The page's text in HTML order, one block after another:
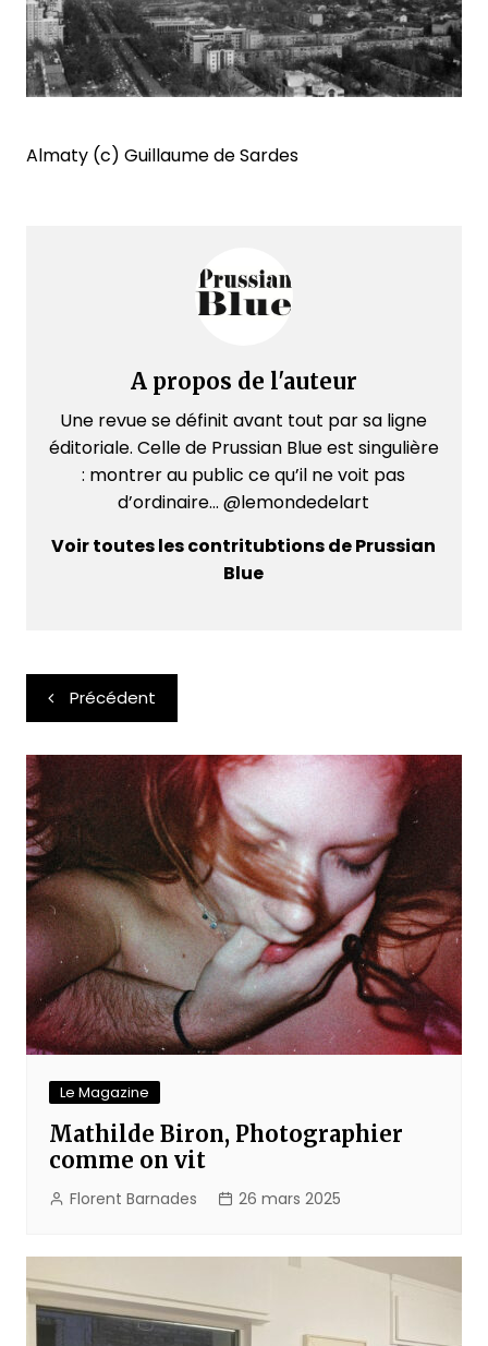
Almaty (c) Guillaume de Sardes
A propos de l'auteur
Une revue se définit avant tout par sa ligne
éditoriale. Celle de Prussian Blue est singulière
: montrer au public ce qu’il ne voit pas
d’ordinaire... @lemondedelart
Voir toutes les contritubtions de Prussian
Blue
Navigation
de
l’article
Précédent
Le Magazine
Mathilde Biron, Photographier
comme on vit
Florent Barnades 26 mars 2025